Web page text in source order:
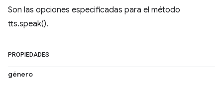
Son las opciones especificadas para el método
tts.speak().
PROPIEDADES
género